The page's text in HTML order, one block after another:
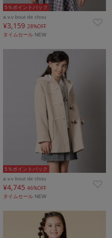
5％ポイントバック
a.v.v bout de chou
¥3,159 28%OFF
タイムセール NEW
5％ポイントバック
a.v.v bout de chou
¥4,74546%OFF
タイムセール NEW